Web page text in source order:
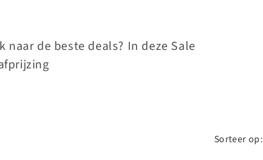
naar de beste deals? In deze Sale
Sorteer op: